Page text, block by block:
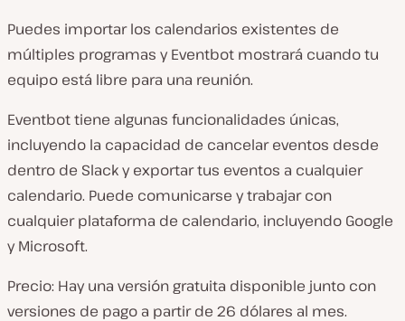
Puedes importar los calendarios existentes de
múltiples programas y Eventbot mostrará cuando tu
equipo está libre para una reunión.
Eventbot tiene algunas funcionalidades únicas,
incluyendo la capacidad de cancelar eventos desde
dentro de Slack y exportar tus eventos a cualquier
calendario. Puede comunicarse y trabajar con
cualquier plataforma de calendario, incluyendo Google
y Microsoft.
Precio: Hay una versión gratuita disponible junto con
versiones de pago a partir de 26 dólares al mes.